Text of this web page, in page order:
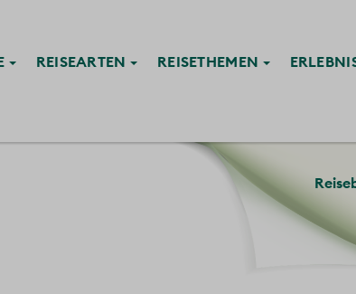
REISEARTEN REISETHEMEN